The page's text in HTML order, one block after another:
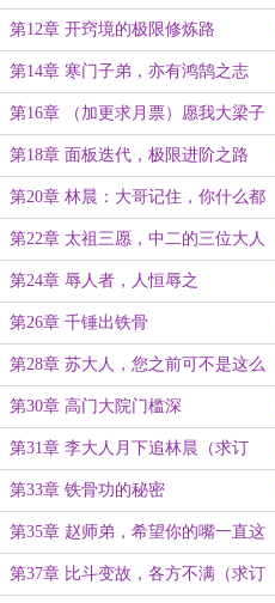
第12章 开窍境的极限修炼路
第14章 寒门子弟，亦有鸿鹄之志
第16章 （加更求月票）愿我大梁子
民人人如龙
第18章 面板迭代，极限进阶之路
第20章 林晨：大哥记住，你什么都
没看到
第22章 太祖三愿，中二的三位大人
（求月票）
第24章 辱人者，人恒辱之
第26章 千锤出铁骨
第28章 苏大人，您之前可不是这么
说的
第30章 高门大院门槛深
第31章 李大人月下追林晨（求订
阅）
第33章 铁骨功的秘密
第35章 赵师弟，希望你的嘴一直这
么硬
第37章 比斗变故，各方不满（求订